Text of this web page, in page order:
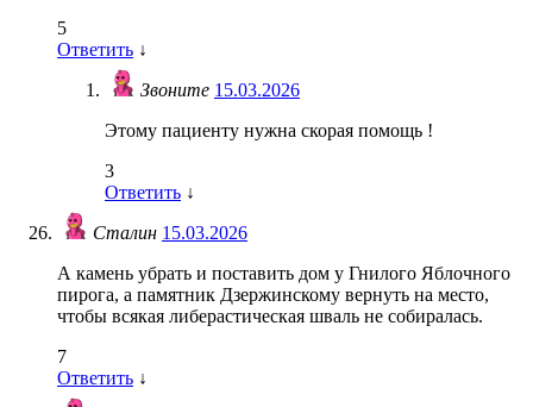
5
Ответить ↓
Звоните 15.03.2026
Этому пациенту нужна скорая помощь !
3
Ответить ↓
Сталин 15.03.2026
А камень убрать и поставить дом у Гнилого Яблочного
пирога, а памятник Дзержинскому вернуть на место,
чтобы всякая либерастическая шваль не собиралась.
7
Ответить ↓